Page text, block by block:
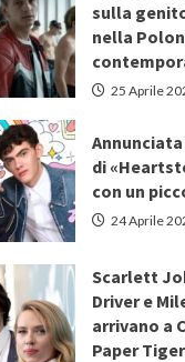
sulla
nella
25 Aprile
di
con un
24 Aprile
Scarlett
Driver e
arrivano a
Paper Tiger